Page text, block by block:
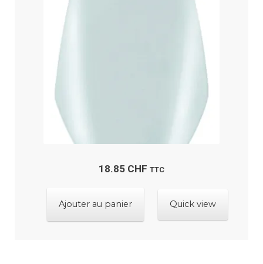
18.85 CHF TTC
Ajouter au panier Quick view